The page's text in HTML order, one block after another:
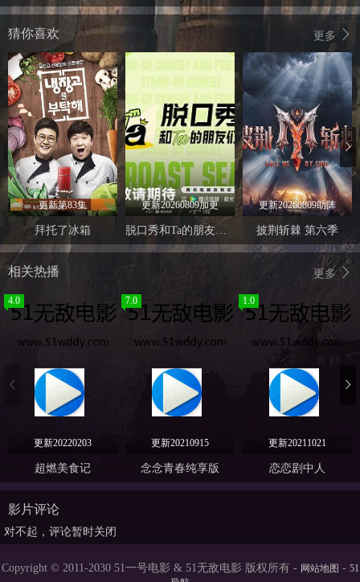
更多
猜你喜欢
更新第83集
拜托了冰箱
更新20260809加更
脱口秀和Ta的朋友们 第三季
更新20260809助阵
披荆斩棘 第六季
更多
相关热播
4.0
更新20220203
超燃美食记
7.0
更新20210915
念念青春纯享版
1.0
更新20211021
恋恋剧中人
影片评论
对不起，评论暂时关闭
Copyright © 2011-2030 51一号电影 & 51无敌电影 版权所有 - 网站地图 - 51